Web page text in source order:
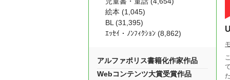
て
た
絵本 (1,045)
BL (31,395)
ｴｯｾｲ・ﾉﾝﾌｨｸｼｮﾝ (8,862)
アルファポリス書籍化作家作品
Webコンテンツ大賞受賞作品